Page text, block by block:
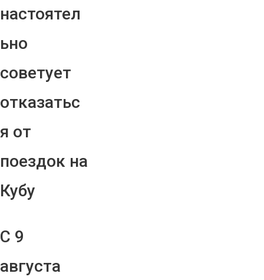
настоятел
ьно
советует
отказатьс
я от
поездок на
Кубу
С 9
августа